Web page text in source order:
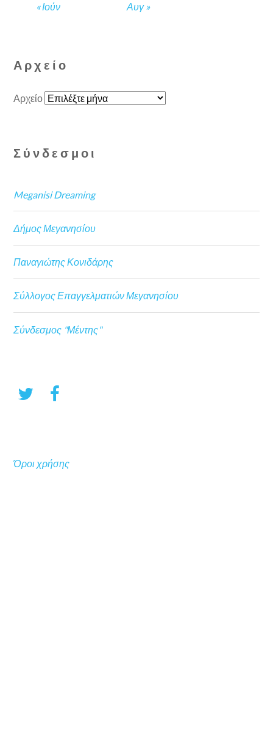
« Ιούν Αυγ »
Αρχείο
Αρχείο
Σύνδεσμοι
Meganisi Dreaming
Δήμος Μεγανησίου
Παναγιώτης Κονιδάρης
Σύλλογος Επαγγελματιών Μεγανησίου
Σύνδεσμος "Μέντης"
Όροι χρήσης